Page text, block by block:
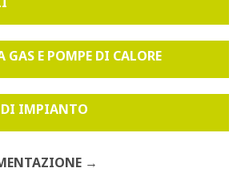
GAS E POMPE DI CALORE
DI IMPIANTO